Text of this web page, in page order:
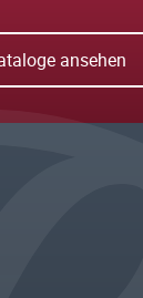
ansehen